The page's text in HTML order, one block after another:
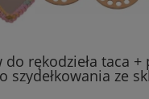
do rękodzieła taca +
szydełkowania ze